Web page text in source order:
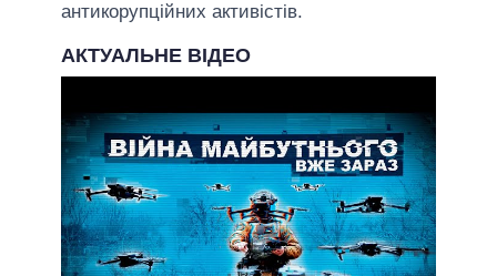
антикорупційних активістів.
АКТУАЛЬНЕ ВІДЕО